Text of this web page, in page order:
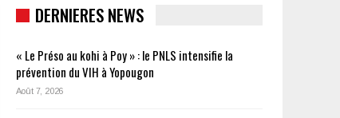
DERNIERES NEWS
« Le Préso au kohi à Poy » : le PNLS intensifie la
prévention du VIH à Yopougon
Août 7, 2026